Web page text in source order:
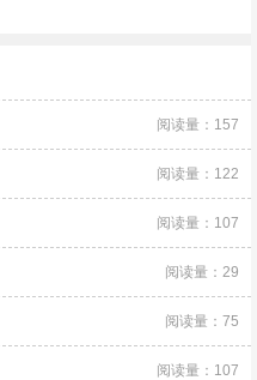
阅读量：157
阅读量：122
阅读量：107
阅读量：29
阅读量：75
阅读量：107